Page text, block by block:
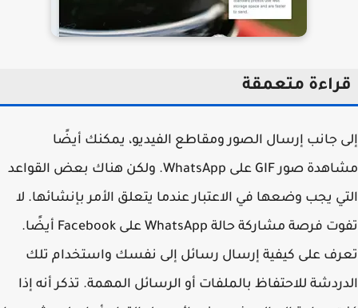
متعمقة
جانب إرسال الصور ومقاطع الفيديو، يمكنك أيضًا
مشاهدة صور GIF على WhatsApp. ولكن هناك بعض القواعد
يجب وضعها في الاعتبار عندما يتعلق الأمر بإنشائها. لا
تفوت فرصة مشاركة حالة WhatsApp على Facebook أيضًا.
على كيفية إرسال رسائل إلى نفسك واستخدام تلك
للاحتفاظ بالملفات أو الرسائل المهمة. تذكر أنه إذا